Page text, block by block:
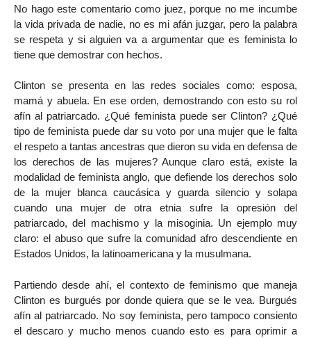
No hago este comentario como juez, porque no me incumbe
la vida privada de nadie, no es mi afán juzgar, pero la palabra
se respeta y si alguien va a argumentar que es feminista lo
tiene que demostrar con hechos.
Clinton se presenta en las redes sociales como: esposa,
mamá y abuela. En ese orden, demostrando con esto su rol
afín al patriarcado. ¿Qué feminista puede ser Clinton? ¿Qué
tipo de feminista puede dar su voto por una mujer que le falta
el respeto a tantas ancestras que dieron su vida en defensa de
los derechos de las mujeres? Aunque claro está, existe la
modalidad de feminista anglo, que defiende los derechos solo
de la mujer blanca caucásica y guarda silencio y solapa
cuando una mujer de otra etnia sufre la opresión del
patriarcado, del machismo y la misoginia. Un ejemplo muy
claro: el abuso que sufre la comunidad afro descendiente en
Estados Unidos, la latinoamericana y la musulmana.
Partiendo desde ahí, el contexto de feminismo que maneja
Clinton es burgués por donde quiera que se le vea. Burgués
afín al patriarcado. No soy feminista, pero tampoco consiento
el descaro y mucho menos cuando esto es para oprimir a